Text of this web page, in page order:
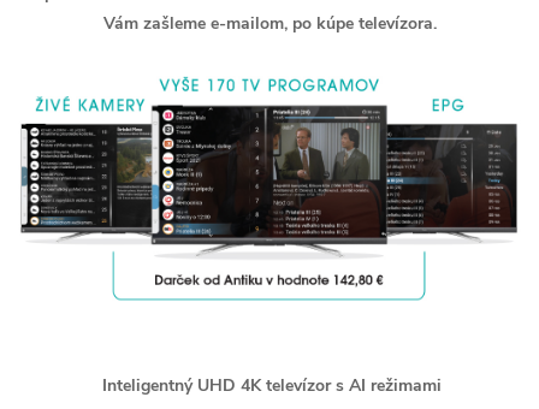
Vám zašleme e-mailom, po kúpe televízora.
Inteligentný UHD 4K televízor s AI režimami